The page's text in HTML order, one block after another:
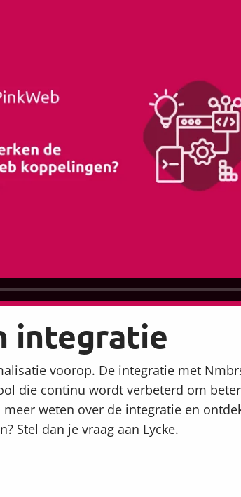
integratie
voorop. De integratie met
die continu wordt verbeterd om
weten over de integratie en
Stel dan je vraag aan Lycke.